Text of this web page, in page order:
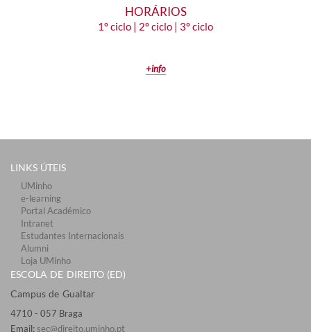
HORÁRIOS
1º ciclo | 2º ciclo 3º ciclo
+info
LINKS ÚTEIS​
UMinho
e-learning
Portal Académico
Intranet
Estudantes Inter​​nacionais
Alumni
Loja UMinho
ESCOLA DE DIREITO (ED)
Campus de Gualtar ​​
4710 - ​057 Braga
Email: sec@direito.uminho.pt